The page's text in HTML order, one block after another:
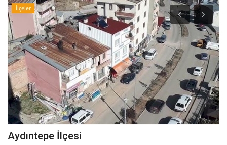
İlçeler
Aydıntepe İlçesi